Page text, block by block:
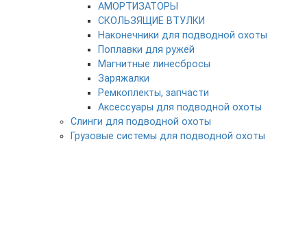
АМОРТИЗАТОРЫ
СКОЛЬЗЯЩИЕ ВТУЛКИ
Наконечники для подводной охоты
Поплавки для ружей
Магнитные линесбросы
Заряжалки
Ремкоплекты, запчасти
Аксессуары для подводной охоты
Слинги для подводной охоты
Грузовые системы для подводной охоты